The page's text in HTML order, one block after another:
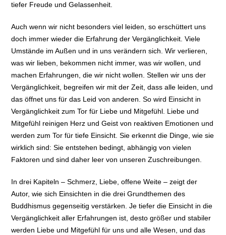
tiefer Freude und Gelassenheit.
Auch wenn wir nicht besonders viel leiden, so erschüttert uns
doch immer wieder die Erfahrung der Vergänglichkeit. Viele
Umstände im Außen und in uns verändern sich. Wir verlieren,
was wir lieben, bekommen nicht immer, was wir wollen, und
machen Erfahrungen, die wir nicht wollen. Stellen wir uns der
Vergänglichkeit, begreifen wir mit der Zeit, dass alle leiden, und
das öffnet uns für das Leid von anderen. So wird Einsicht in
Vergänglichkeit zum Tor für Liebe und Mitgefühl. Liebe und
Mitgefühl reinigen Herz und Geist von reaktiven Emotionen und
werden zum Tor für tiefe Einsicht. Sie erkennt die Dinge, wie sie
wirklich sind: Sie entstehen bedingt, abhängig von vielen
Faktoren und sind daher leer von unseren Zuschreibungen.
In drei Kapiteln – Schmerz, Liebe, offene Weite – zeigt der
Autor, wie sich Einsichten in die drei Grundthemen des
Buddhismus gegenseitig verstärken. Je tiefer die Einsicht in die
Vergänglichkeit aller Erfahrungen ist, desto größer und stabiler
werden Liebe und Mitgefühl für uns und alle Wesen, und das